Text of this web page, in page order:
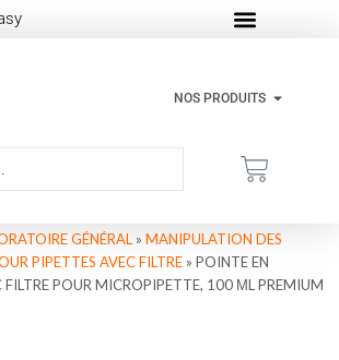
NOS PRODUITS
GÉNÉRAL » MANIPULATION DES
PIPETTES AVEC FILTRE » POINTE EN
FILTRE POUR MICROPIPETTE, 100 ΜL PREMIUM